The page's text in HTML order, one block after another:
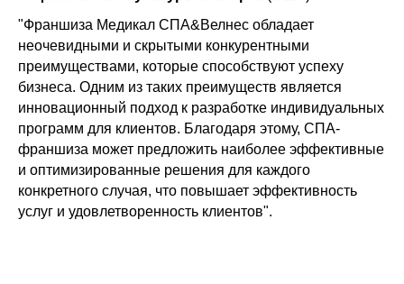
"Франшиза Медикал СПА&Велнес обладает
неочевидными и скрытыми конкурентными
преимуществами, которые способствуют успеху
бизнеса. Одним из таких преимуществ является
инновационный подход к разработке индивидуальных
программ для клиентов. Благодаря этому, СПА-
франшиза может предложить наиболее эффективные
и оптимизированные решения для каждого
конкретного случая, что повышает эффективность
услуг и удовлетворенность клиентов".